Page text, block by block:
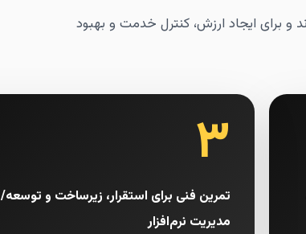
برای ایجاد ارزش، کنترل خدمت و بهبود
۳
تمرین فنی برای استقرار، زیرساخت و توسعه/
مدیریت نرم‌افزار